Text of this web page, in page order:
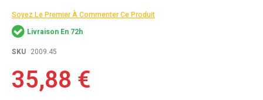
images
gallery
Soyez Le Premier À Commenter Ce Produit
Livraison En 72h
SKU 2009.45
35,88 €